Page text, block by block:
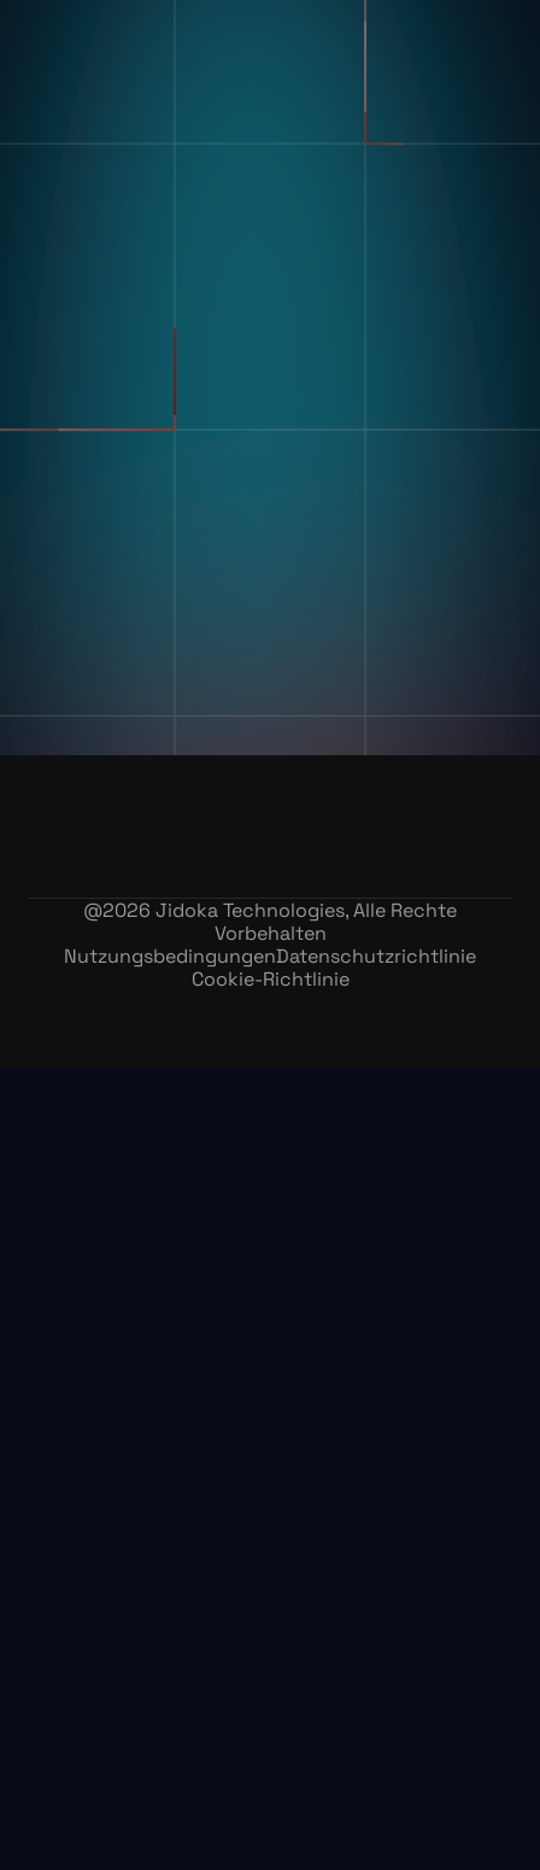
Erkennung Von Defekten
Sortieren & Zählen
Ressourcen
@2026 Jidoka Technologies, Alle Rechte
Vorbehalten
NutzungsbedingungenDatenschutzrichtlinie
Cookie-Richtlinie